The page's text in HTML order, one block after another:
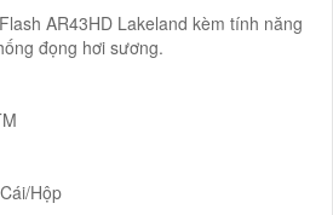
AR43HD Lakeland kèm tính năng
đọng hơi sương.
Hộp